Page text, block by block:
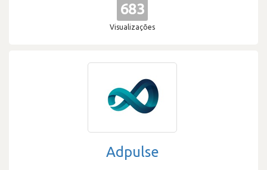
683
Visualizações
Adpulse